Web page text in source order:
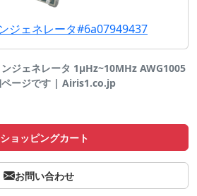
ジェネレータ#6a07949437
ジェネレータ 1μHz~10MHz AWG1005
ページです | Airis1.co.jp
ショッピングカート
お問い合わせ